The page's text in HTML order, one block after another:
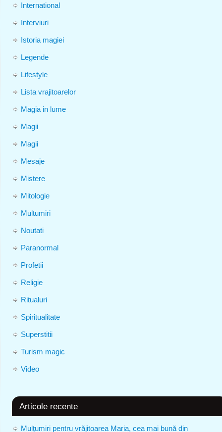
International
Interviuri
Istoria magiei
Legende
Lifestyle
Lista vrajitoarelor
Magia in lume
Magii
Magii
Mesaje
Mistere
Mitologie
Multumiri
Noutati
Paranormal
Profetii
Religie
Ritualuri
Spiritualitate
Superstitii
Turism magic
Video
Articole recente
Mulţumiri pentru vrăjitoarea Maria, cea mai bună din